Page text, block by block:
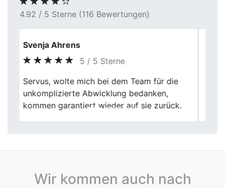
4.92 / 5 Sterne (116 Bewertungen)
Felix B.
5 / 5 Sterne
Sehr kompetentes freundliches Personal,
habe einen fairen Preis für mein Fahrzeug
bekommen. Bis nächstes mal
Previous
Wir kommen auch nach